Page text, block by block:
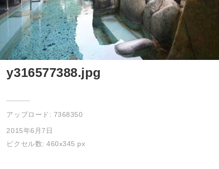
y316577388.jpg
アップロード: 7368350
2015年6月7日
ピクセル数: 460x345 px